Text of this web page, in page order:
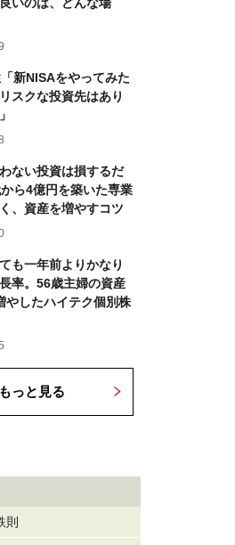
新NISAをやってみた
スクな投資先はあり
ない投資は損するだ
ら4億円を築いた専業
、資産を増やすコツ
ても一年前よりかなり
長率。56歳主婦の資産
やしたハイテク個別株
っと見る
則